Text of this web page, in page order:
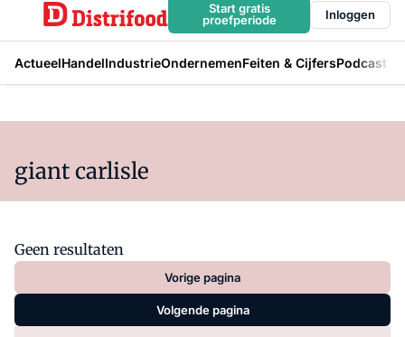
Start gratis
proefperiode
Inloggen
ActueelHandelIndustrieOndernemenFeiten & CijfersPodcast
giant carlisle
Geen resultaten
Vorige pagina
Volgende pagina